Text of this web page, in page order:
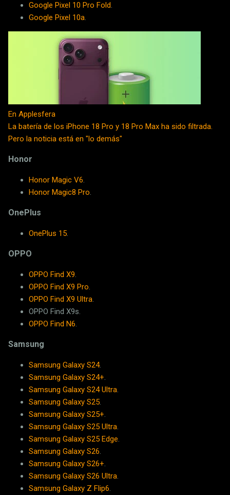
Google Pixel 10 Pro Fold.
Google Pixel 10a.
En Applesfera
La batería de los iPhone 18 Pro y 18 Pro Max ha sido filtrada.
Pero la noticia está en "lo demás"
Honor
Honor Magic V6.
Honor Magic8 Pro.
OnePlus
OnePlus 15.
OPPO
OPPO Find X9.
OPPO Find X9 Pro.
OPPO Find X9 Ultra.
OPPO Find X9s.
OPPO Find N6.
Samsung
Samsung Galaxy S24.
Samsung Galaxy S24+.
Samsung Galaxy S24 Ultra.
Samsung Galaxy S25.
Samsung Galaxy S25+.
Samsung Galaxy S25 Ultra.
Samsung Galaxy S25 Edge.
Samsung Galaxy S26.
Samsung Galaxy S26+.
Samsung Galaxy S26 Ultra.
Samsung Galaxy Z Flip6.